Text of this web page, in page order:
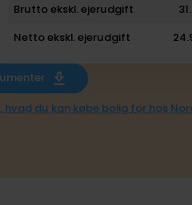
Brutto ekskl. ejerudgift
Netto ekskl. ejerudgift
hvad du kan købe bolig for hos